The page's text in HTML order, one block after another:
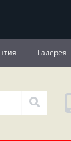
Галерея